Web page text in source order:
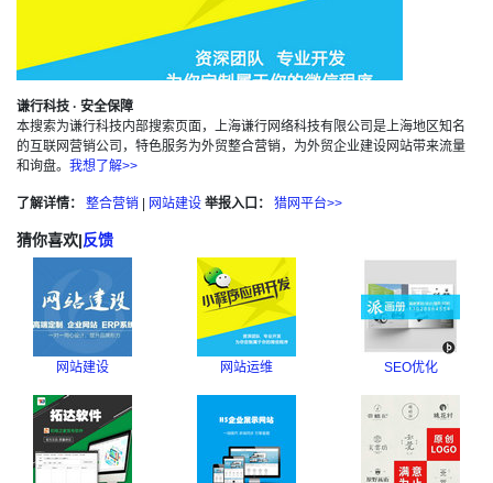
谦行科技 · 安全保障
本搜索为谦行科技内部搜索页面，上海谦行网络科技有限公司是上海地区知名
的互联网营销公司，特色服务为外贸整合营销，为外贸企业建设网站带来流量
和询盘。 我想了解>>
了解详情： 整合营销 网站建设 举报入口： 猎网平台>>
猜你喜欢|反馈
网站建设 网站运维 SEO优化